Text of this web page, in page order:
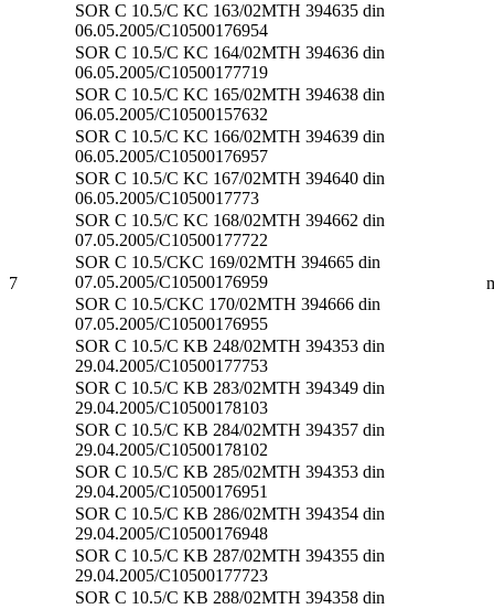
7
SOR C 10.5/C KC 163/02MTH 394635 din
06.05.2005/C10500176954
SOR C 10.5/C KC 164/02MTH 394636 din
06.05.2005/C10500177719
SOR C 10.5/C KC 165/02MTH 394638 din
06.05.2005/C10500157632
SOR C 10.5/C KC 166/02MTH 394639 din
06.05.2005/C10500176957
SOR C 10.5/C KC 167/02MTH 394640 din
06.05.2005/C1050017773
SOR C 10.5/C KC 168/02MTH 394662 din
07.05.2005/C10500177722
SOR C 10.5/CKC 169/02MTH 394665 din
07.05.2005/C10500176959
SOR C 10.5/CKC 170/02MTH 394666 din
07.05.2005/C10500176955
SOR C 10.5/C KB 248/02MTH 394353 din
29.04.2005/C10500177753
SOR C 10.5/C KB 283/02MTH 394349 din
29.04.2005/C10500178103
SOR C 10.5/C KB 284/02MTH 394357 din
29.04.2005/C10500178102
SOR C 10.5/C KB 285/02MTH 394353 din
29.04.2005/C10500176951
SOR C 10.5/C KB 286/02MTH 394354 din
29.04.2005/C10500176948
SOR C 10.5/C KB 287/02MTH 394355 din
29.04.2005/C10500177723
SOR C 10.5/C KB 288/02MTH 394358 din